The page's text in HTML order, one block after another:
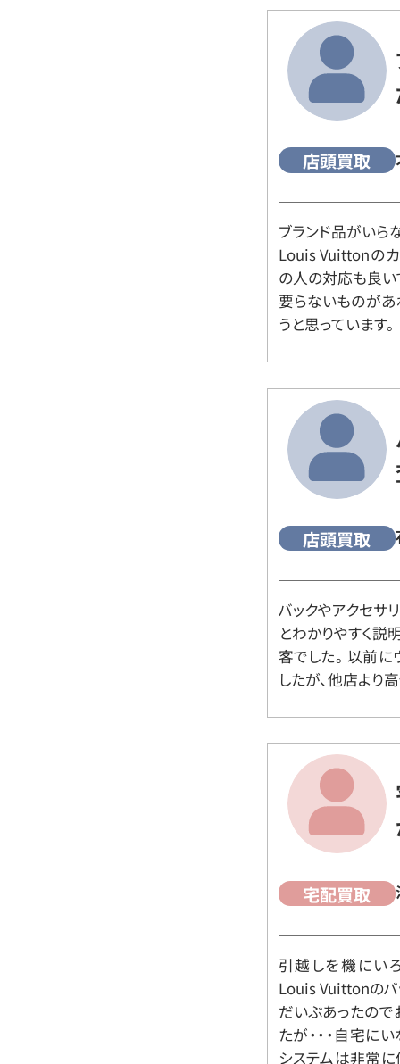
店頭買取
ブランド品がいら
Louis Vuittonの
の人の対応も良い
要らないものがあ
うと思っています。
店頭買取
バックやアクセサ
とわかりやすく説
客でした。 以前
したが、他店より
宅配買取
引越しを機にい
Louis Vuittonのバ
だいぶあったので
たが・・・自宅に
システムは非常に